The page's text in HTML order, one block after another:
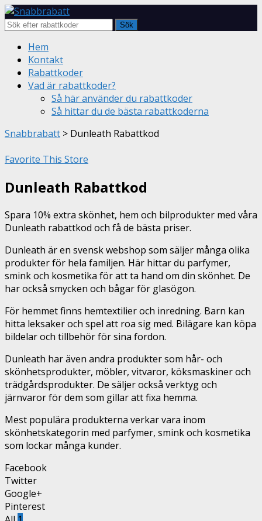
Sök
Skip
content
Hem
Kontakt
Rabattkoder
Vad är rabattkoder?
Så här använder du rabattkoder
Så hittar du de bästa rabattkoderna
Snabbrabatt > Dunleath Rabattkod
Favorite This Store
Dunleath Rabattkod
Spara 10% extra skönhet, hem och bilprodukter med våra
Dunleath rabattkod och få de bästa priser.
Dunleath är en svensk webshop som säljer många olika
produkter för hela familjen. Här hittar du parfymer,
smink och kosmetika för att ta hand om din skönhet. De
har också smycken och bågar för glasögon.
För hemmet finns hemtextilier och inredning. Barn kan
hitta leksaker och spel att roa sig med. Bilägare kan köpa
bildelar och tillbehör för sina fordon.
Dunleath har även andra produkter som hår- och
skönhetsprodukter, möbler, vitvaror, köksmaskiner och
trädgårdsprodukter. De säljer också verktyg och
järnvaror för dem som gillar att fixa hemma.
Mest populära produkterna verkar vara inom
skönhetskategorin med parfymer, smink och kosmetika
som lockar många kunder.
Facebook
Twitter
Google+
Pinterest